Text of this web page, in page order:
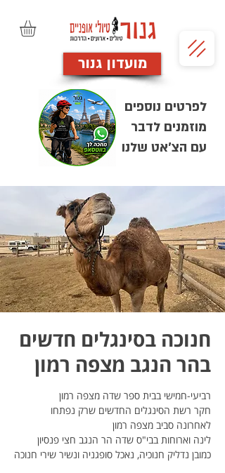
מועדון גנור
לפרטים נוספים
מוזמנים לדבר
עם הצ'אט שלנו
חנוכה בסינגלים חדשים
בהר הנגב מצפה רמון
חקר רשת הסינגלים החדשים שרק נפתחו
כמובן נדליק חנוכיה, נאכל סופגניה ונשיר שירי חנוכה